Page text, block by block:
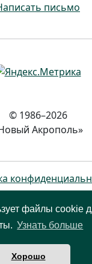
файлы cookie
Узнать больше
Хорошо
письмо
© 1986–2026
Акрополь»